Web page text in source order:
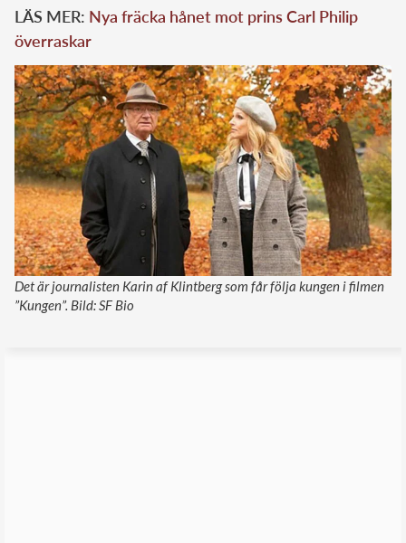
LÄS MER: Nya fräcka hånet mot prins Carl Philip
överraskar
Det är journalisten Karin af Klintberg som får följa kungen i filmen
”Kungen”. Bild: SF Bio